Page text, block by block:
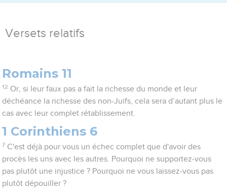
Versets relatifs
Romains 11
12 Or, si leur faux pas a fait la richesse du monde et leur
déchéance la richesse des non-Juifs, cela sera d’autant plus le
cas avec leur complet rétablissement.
1 Corinthiens 6
7 C'est déjà pour vous un échec complet que d'avoir des
procès les uns avec les autres. Pourquoi ne supportez-vous
pas plutôt une injustice ? Pourquoi ne vous laissez-vous pas
plutôt dépouiller ?